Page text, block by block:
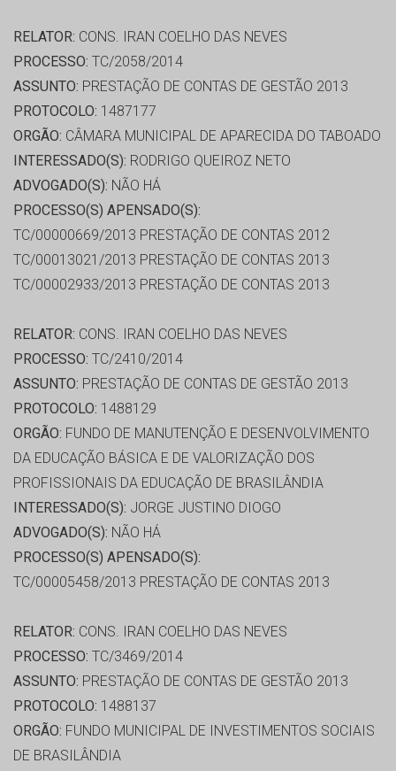
RELATOR: CONS. IRAN COELHO DAS NEVES
PROCESSO: TC/2058/2014
ASSUNTO: PRESTAÇÃO DE CONTAS DE GESTÃO 2013
PROTOCOLO: 1487177
ORGÃO: CÂMARA MUNICIPAL DE APARECIDA DO TABOADO
INTERESSADO(S): RODRIGO QUEIROZ NETO
ADVOGADO(S): NÃO HÁ
PROCESSO(S) APENSADO(S):
TC/00000669/2013 PRESTAÇÃO DE CONTAS 2012
TC/00013021/2013 PRESTAÇÃO DE CONTAS 2013
TC/00002933/2013 PRESTAÇÃO DE CONTAS 2013
RELATOR: CONS. IRAN COELHO DAS NEVES
PROCESSO: TC/2410/2014
ASSUNTO: PRESTAÇÃO DE CONTAS DE GESTÃO 2013
PROTOCOLO: 1488129
ORGÃO: FUNDO DE MANUTENÇÃO E DESENVOLVIMENTO
DA EDUCAÇÃO BÁSICA E DE VALORIZAÇÃO DOS
PROFISSIONAIS DA EDUCAÇÃO DE BRASILÂNDIA
INTERESSADO(S): JORGE JUSTINO DIOGO
ADVOGADO(S): NÃO HÁ
PROCESSO(S) APENSADO(S):
TC/00005458/2013 PRESTAÇÃO DE CONTAS 2013
RELATOR: CONS. IRAN COELHO DAS NEVES
PROCESSO: TC/3469/2014
ASSUNTO: PRESTAÇÃO DE CONTAS DE GESTÃO 2013
PROTOCOLO: 1488137
ORGÃO: FUNDO MUNICIPAL DE INVESTIMENTOS SOCIAIS
DE BRASILÂNDIA